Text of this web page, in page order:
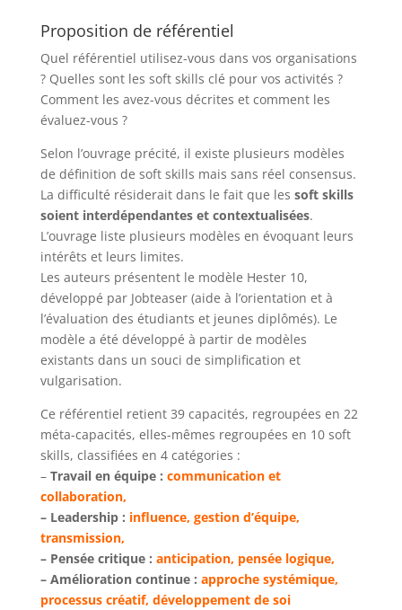
Proposition de référentiel
Quel référentiel utilisez-vous dans vos organisations
? Quelles sont les soft skills clé pour vos activités ?
Comment les avez-vous décrites et comment les
évaluez-vous ?
Selon l’ouvrage précité, il existe plusieurs modèles
de définition de soft skills mais sans réel consensus.
La difficulté résiderait dans le fait que les soft skills
soient interdépendantes et contextualisées.
L’ouvrage liste plusieurs modèles en évoquant leurs
intérêts et leurs limites.
Les auteurs présentent le modèle Hester 10,
développé par Jobteaser (aide à l’orientation et à
l’évaluation des étudiants et jeunes diplômés). Le
modèle a été développé à partir de modèles
existants dans un souci de simplification et
vulgarisation.
Ce référentiel retient 39 capacités, regroupées en 22
méta-capacités, elles-mêmes regroupées en 10 soft
skills, classifiées en 4 catégories :
– Travail en équipe : communication et
collaboration,
– Leadership : influence, gestion d’équipe,
transmission,
– Pensée critique : anticipation, pensée logique,
– Amélioration continue : approche systémique,
processus créatif, développement de soi